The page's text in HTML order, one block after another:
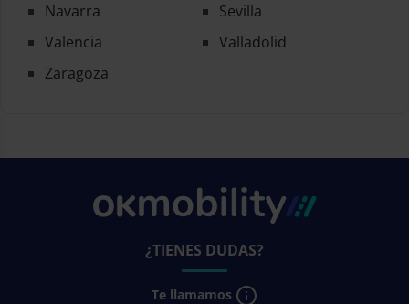
Navarra
Sevilla
Valencia
Valladolid
Zaragoza
¿TIENES DUDAS?
Te llamamos